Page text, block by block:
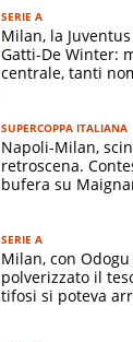
SERIE A
Milan, la
Gatti-De Winter:
centrale, tanti
SUPERCOPPA ITALIANA
Napoli-Milan,
retroscena.
bufera su
SERIE A
Milan, con
polverizzato il
tifosi si poteva